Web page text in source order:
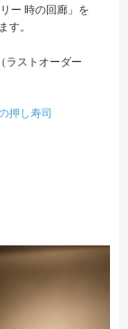
ー 時の回廊」を
す。
ラストオーダー
押し寿司